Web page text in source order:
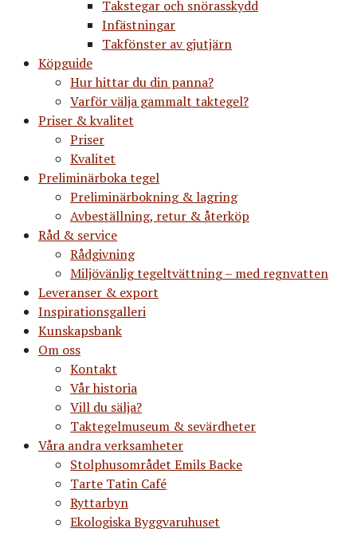
Takstegar och snörasskydd
Infästningar
Takfönster av gjutjärn
Köpguide
Hur hittar du din panna?
Varför välja gammalt taktegel?
Priser & kvalitet
Priser
Kvalitet
Preliminärboka tegel
Preliminärbokning & lagring
Avbeställning, retur & återköp
Råd & service
Rådgivning
Miljövänlig tegeltvättning – med regnvatten
Leveranser & export
Inspirationsgalleri
Kunskapsbank
Om oss
Kontakt
Vår historia
Vill du sälja?
Taktegelmuseum & sevärdheter
Våra andra verksamheter
Stolphusområdet Emils Backe
Tarte Tatin Café
Ryttarbyn
Ekologiska Byggvaruhuset